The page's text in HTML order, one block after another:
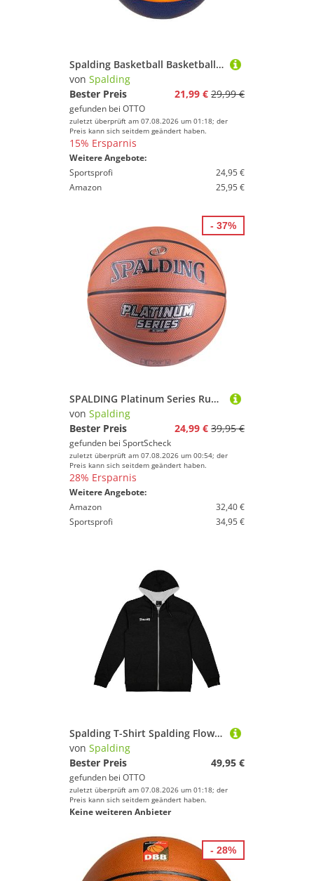
Spalding
Geschlecht
Spalding Basketball Basketball TF 33 Gold Outdoor, Deep Channel Design für exzellente Spieleigenschaften
von Spalding
Bester Preis
21,99 € 29,99 €
gefunden bei OTTO
zuletzt überprüft am 07.08.2026 um 01:18; der
Preis kann sich seitdem geändert haben.
15% Ersparnis
Weitere Angebote:
Sportsprofi
24,95 €
Amazon
25,95 €
SPALDING Platinum Series Rubber Basketball
von Spalding
Bester Preis
24,99 € 39,95 €
gefunden bei SportScheck
zuletzt überprüft am 07.08.2026 um 00:54; der
Preis kann sich seitdem geändert haben.
28% Ersparnis
Weitere Angebote:
Amazon
32,40 €
Sportsprofi
34,95 €
- 37%
Spalding T-Shirt Spalding Flow Kapuzenjacke Kids Baumwolle
von Spalding
Bester Preis
49,95 €
gefunden bei OTTO
zuletzt überprüft am 07.08.2026 um 01:18; der
Preis kann sich seitdem geändert haben.
Keine weiteren Anbieter
- 28%